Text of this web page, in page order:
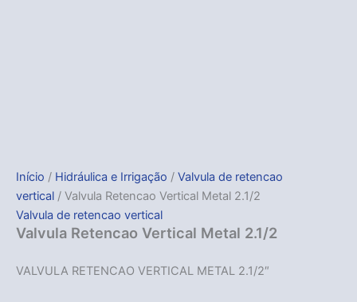
Início / Hidráulica e Irrigação / Valvula de retencao
vertical / Valvula Retencao Vertical Metal 2.1/2
Valvula de retencao vertical
Valvula Retencao Vertical Metal 2.1/2
VALVULA RETENCAO VERTICAL METAL 2.1/2″